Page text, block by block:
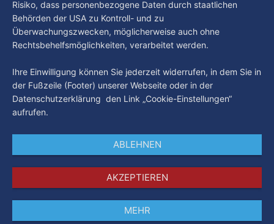
Datenschutz
Risiko, dass personenbezogene Daten durch staatlichen
Behörden der USA zu Kontroll- und zu
Überwachungszwecken, möglicherweise auch ohne
Rechtsbehelfsmöglichkeiten, verarbeitet werden.
Ihre Einwilligung können Sie jederzeit widerrufen, in dem Sie in
der Fußzeile (Footer) unserer Webseite oder in der
Datenschutzerklärung den Link „Cookie-Einstellungen“
aufrufen.
ABLEHNEN
AKZEPTIEREN
MEHR